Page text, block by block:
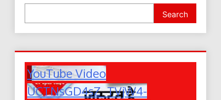
Search
YouTube Video
UCTNsGD4sZ_TVjW4-